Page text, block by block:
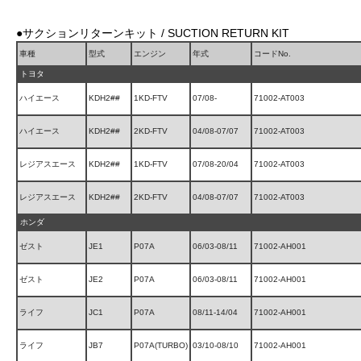
●サクションリターンキット / SUCTION RETURN KIT
車種 型式 エンジン 年式 コードNo.
トヨタ
ハイエース KDH2## 1KD-FTV 07/08- 71002-AT003
ハイエース KDH2## 2KD-FTV 04/08-07/07 71002-AT003
レジアスエース KDH2## 1KD-FTV 07/08-20/04 71002-AT003
レジアスエース KDH2## 2KD-FTV 04/08-07/07 71002-AT003
ホンダ
ゼスト JE1 P07A 06/03-08/11 71002-AH001
ゼスト JE2 P07A 06/03-08/11 71002-AH001
ライフ JC1 P07A 08/11-14/04 71002-AH001
ライフ JB7 P07A(TURBO) 03/10-08/10 71002-AH001